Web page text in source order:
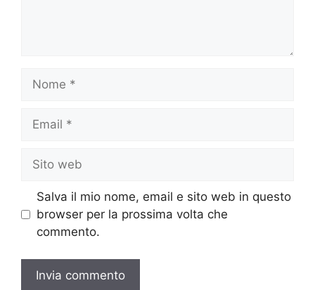
Nome
Email
Sito
web
Salva il mio nome, email e sito web in questo
browser per la prossima volta che
commento.